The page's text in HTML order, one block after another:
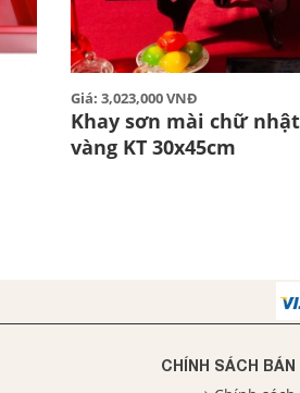
Giá: 3,023,000 VNĐ
Khay sơn mài chữ
vàng KT 30x45cm
CHÍNH SÁCH BÁN